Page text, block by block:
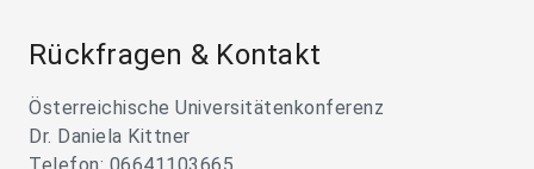
Rückfragen & Kontakt
Österreichische Universitätenkonferenz
Dr. Daniela Kittner